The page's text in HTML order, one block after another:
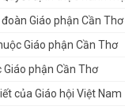
Giáo phận Cần
Giáo phận Cần Thơ
Giáo phận Cần Thơ
của Giáo hội Việt Nam